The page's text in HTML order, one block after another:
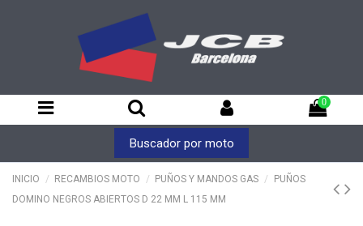
0
Buscador por moto
INICIO RECAMBIOS MOTO PUÑOS Y MANDOS GAS
PUÑOS
DOMINO NEGROS ABIERTOS D 22 MM L 115 MM